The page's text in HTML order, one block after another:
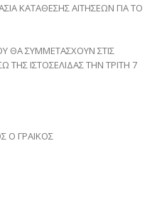
ΚΑΤΑΘΕΣΗΣ ΑΙΤΗΣΕΩΝ ΓΙΑ ΤΟ
ΣΥΜΜΕΤΑΣΧΟΥΝ ΣΤΙΣ
ΙΣΤΟΣΕΛΙΔΑΣ ΤΗΝ ΤΡΙΤΗ 7
Ο ΓΡΑΙΚΟΣ